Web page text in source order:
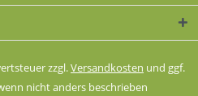
zzgl.Versandkosten und ggf.
nicht anders beschrieben